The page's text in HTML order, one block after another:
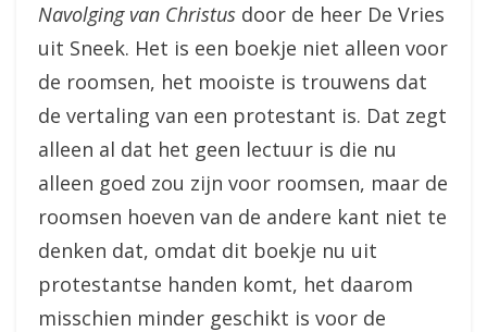
Navolging van Christus door de heer De Vries
uit Sneek. Het is een boekje niet alleen voor
de roomsen, het mooiste is trouwens dat
de vertaling van een protestant is. Dat zegt
alleen al dat het geen lectuur is die nu
alleen goed zou zijn voor roomsen, maar de
roomsen hoeven van de andere kant niet te
denken dat, omdat dit boekje nu uit
protestantse handen komt, het daarom
misschien minder geschikt is voor de